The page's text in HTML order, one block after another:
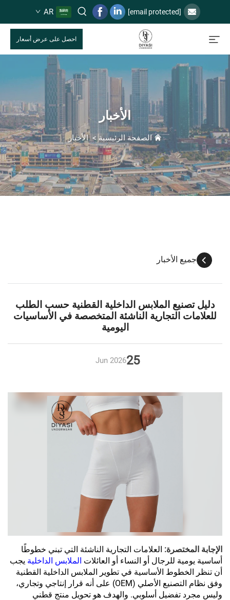
[email protected]
AR
احصل على عرض أسعار
الأخبار
الصفحة الرئيسية >الأخبار
جميع الأخبار
دليل تصنيع الملابس الداخلية القطنية حسب الطلب
للعلامات التجارية الناشئة المتخصصة في الأساسيات
اليومية
25
Jun 2026
الإجابة المختصرة: العلامات التجارية الناشئة التي تبني خطوطًا
أساسية يومية للرجال أو النساء أو العائلات الملابس الداخلية يجب
أن تنظر الخطوط الأساسية في تطوير الملابس الداخلية القطنية
وفق نظام التصنيع الأصلي (OEM) على أنه قرار إنتاجي وتجاري،
وليس مجرد تفضيل أسلوبي. والهدف هو تحويل منتج قطني